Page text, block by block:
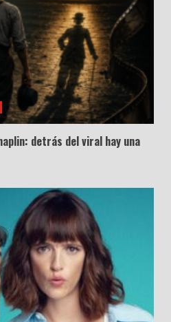
detrás del viral hay una